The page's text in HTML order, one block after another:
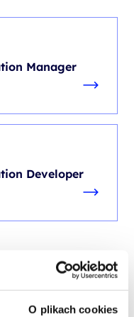
O plikach cookies
Manager
Developer